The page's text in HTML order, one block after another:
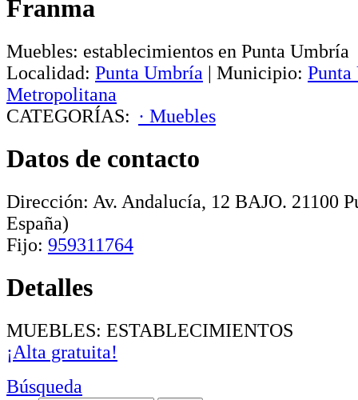
Franma
Muebles: establecimientos en Punta Umbría
Localidad: Punta Umbría | Municipio:
Metropolitana
CATEGORÍAS: · Muebles
Datos de contacto
Dirección: Av. Andalucía, 12 BAJO. 21100
España)
Fijo: 959311764
Detalles
MUEBLES: ESTABLECIMIENTOS
¡Alta gratuita!
Búsqueda